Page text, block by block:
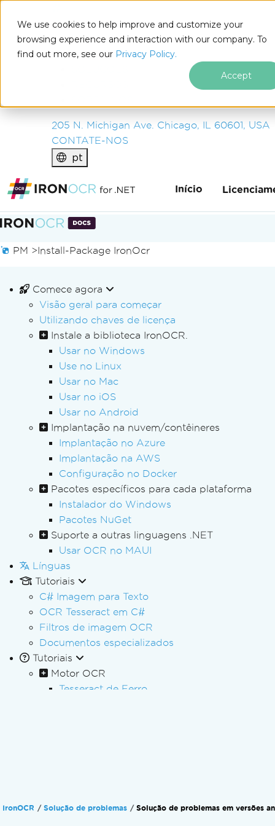
We use cookies to help improve and customize your
browsing experience and interaction with our company. To
find out more, see our Privacy Policy.
Accept
IRONSOFTWARE
PRODUTOS
EMPRESA
205 N. Michigan Ave. Chicago, IL 60601, USA
CONTATE-NOS
pt
Início
Ir para o conteúdo do rodapé
PM >Install-Package IronOcr
Comece agora
Visão geral para começar
Utilizando chaves de licença
Instale a biblioteca IronOCR.
Usar no Windows
Use no Linux
Usar no Mac
Usar no iOS
Usar no Android
Implantação na nuvem/contêineres
Implantação no Azure
Implantação na AWS
Configuração no Docker
Pacotes específicos para cada plataforma
Instalador do Windows
Pacotes NuGet
Suporte a outras linguagens .NET
Usar OCR no MAUI
Línguas
Tutoriais
C# Imagem para Texto
OCR Tesseract em C#
Filtros de imagem OCR
Documentos especializados
Tutoriais
Motor OCR
Tesseract de Ferro
Leia a placa do veículo
IronOCR Solução de problemas Solução de problemas em versões